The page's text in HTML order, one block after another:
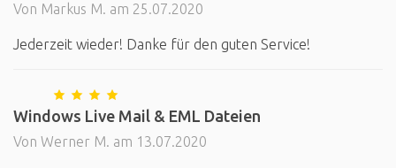
Von Markus M. am 25.07.2020
Jederzeit wieder! Danke für den guten Service!
Windows Live Mail & EML Dateien
Von Werner M. am 13.07.2020